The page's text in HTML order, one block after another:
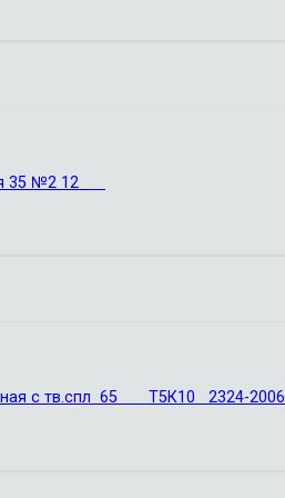
35 №2 12
с тв.спл 65 Т5К10 2324-2006